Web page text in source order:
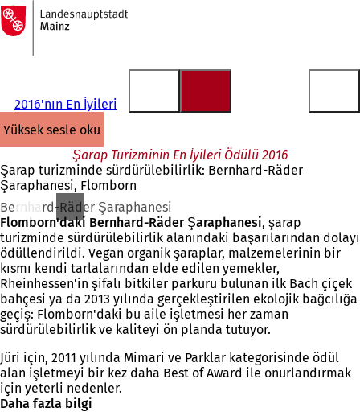
İçeriğe atla
Ana
sayfaya
2016'nın En İyileri
yüksek sesle oku
Şarap Turizminin En İyileri Ödülü 2016
Şarap turizminde sürdürülebilirlik: Bernhard-Räder
Şaraphanesi, Flomborn
Bernhard-Räder Şaraphanesi
Flomborn'daki Bernhard-Räder Şaraphanesi, şarap
turizminde sürdürülebilirlik alanındaki başarılarından dolayı
ödüllendirildi. Vegan organik şaraplar, malzemelerinin bir
kısmı kendi tarlalarından elde edilen yemekler,
Rheinhessen'in şifalı bitkiler parkuru bulunan ilk Bach çiçek
bahçesi ya da 2013 yılında gerçekleştirilen ekolojik bağcılığa
geçiş: Flomborn'daki bu aile işletmesi her zaman
sürdürülebilirlik ve kaliteyi ön planda tutuyor.
Jüri için, 2011 yılında Mimari ve Parklar kategorisinde ödül
alan işletmeyi bir kez daha Best of Award ile onurlandırmak
için yeterli nedenler.
Daha fazla bilgi